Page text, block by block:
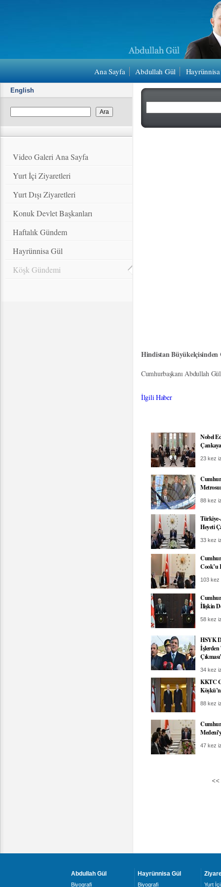
Ana Sayfa Abdullah Gül
English
Video Galeri Ana Sayfa
Yurt İçi Ziyaretleri
Yurt Dışı Ziyaretleri
Konuk Devlet Başkanları
Haftalık Gündem
Hayrünnisa Gül
Köşk Gündemi
Hindistan
Cumhurbaşkanı Abdullah
İlgili Haber
Nobel
23 kez
88 kez
Heyeti
33 kez
Cook’u
103 kez
İlişkin
58 kez
HSYK
İşlerden
34 kez
KKTC
88 kez
47 kez
<<
Abdullah Gül
Biyografi
Hayrünnisa Gül
Biyografi Yurt İçi